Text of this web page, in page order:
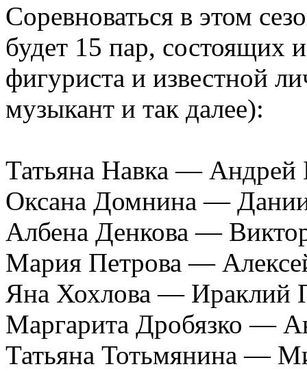
Соревноваться в этом
будет 15 пар, состоящих
фигуриста и известной
музыкант и так далее):
Татьяна Навка — Андрей
Оксана Домнина —
Албена Денкова —
Мария Петрова —
Яна Хохлова — Ираклий
Маргарита Дробязко —
Татьяна Тотьмянина —